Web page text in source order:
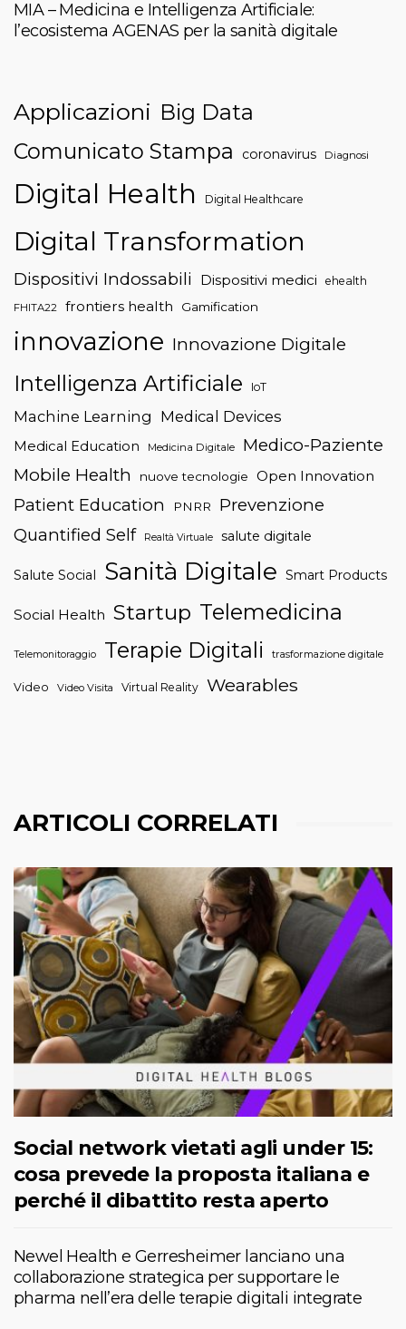
MIA – Medicina e Intelligenza Artificiale:
l’ecosistema AGENAS per la sanità digitale
Applicazioni Big Data
Comunicato Stampa
coronavirus Diagnosi
Digital Health Digital Healthcare
Digital Transformation
Dispositivi Indossabili Dispositivi medici ehealth
FHITA22 frontiers health Gamification
innovazione Innovazione Digitale
Intelligenza Artificiale IoT
Machine Learning Medical Devices
Medical Education Medicina Digitale
Medico-Paziente
Mobile Health
nuove tecnologie Open Innovation
Patient Education PNRR
Prevenzione
Quantified Self
Realtà Virtuale salute digitale
Salute Social Sanità Digitale Smart Products
Social Health Startup Telemedicina
Telemonitoraggio Terapie Digitali trasformazione digitale
Video Video Visita Virtual Reality Wearables
ARTICOLI CORRELATI
Social network vietati agli under 15:
cosa prevede la proposta italiana e
perché il dibattito resta aperto
Newel Health e Gerresheimer lanciano una
collaborazione strategica per supportare le
pharma nell’era delle terapie digitali integrate